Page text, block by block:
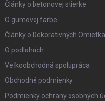
Články o betonovej stierke
O gumovej farbe
Články o Dekorativných
O podlahách
Veľkoobchodná spolupráca
Obchodné podmienky
Podmienky ochrany osobných